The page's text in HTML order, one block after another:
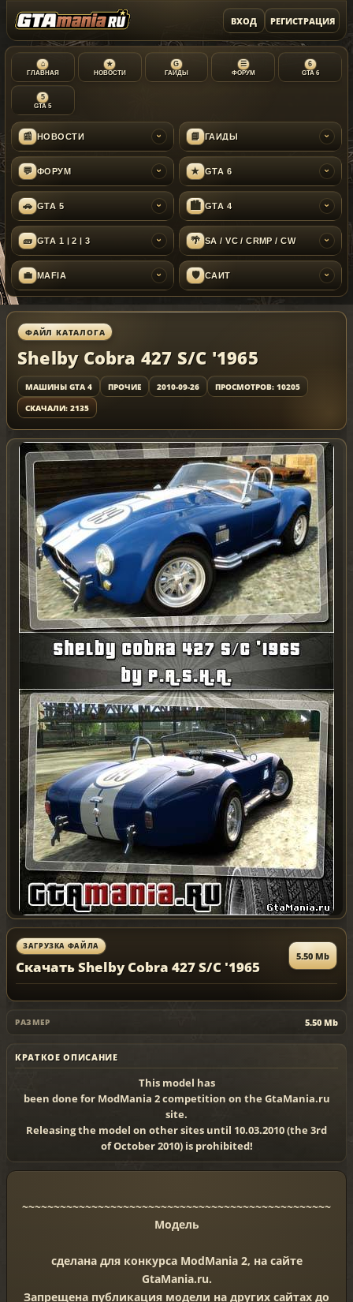
ВХОД РЕГИСТРАЦИЯ
⌂
ГЛАВНАЯ
★
НОВОСТИ
G
ГАЙДЫ
☰
ФОРУМ
6
GTA 6
5
GTA 5
📰 НОВОСТИ › 📘 ГАЙДЫ ›
💬 ФОРУМ › ★ GTA 6 ›
🚗 GTA 5 › 🏙 GTA 4 ›
🧱 GTA 1 | 2 | 3 › 🌴 SA / VC / CRMP / CW ›
💼 MAFIA › 🛡 САЙТ ›
ФАЙЛ КАТАЛОГА
Shelby Cobra 427 S/C '1965
МАШИНЫ GTA 4 ПРОЧИЕ 2010-09-26
ПРОСМОТРОВ: 10205
СКАЧАЛИ: 2135
ЗАГРУЗКА ФАЙЛА
Скачать Shelby Cobra 427 S/C '1965
5.50 Mb
РАЗМЕР 5.50 Mb
КРАТКОЕ ОПИСАНИЕ
This model has
been done for ModMania 2 competition on the GtaMania.ru
site.
Releasing the model on other sites until 10.03.2010 (the 3rd
of October 2010) is prohibited!
~~~~~~~~~~~~~~~~~~~~~~~~~~~~~~~~~~~~~~~~~~~~~~~~~
Модель
сделана для конкурса ModMania 2, на сайте
GtaMania.ru.
Запрещена публикация модели на других сайтах до